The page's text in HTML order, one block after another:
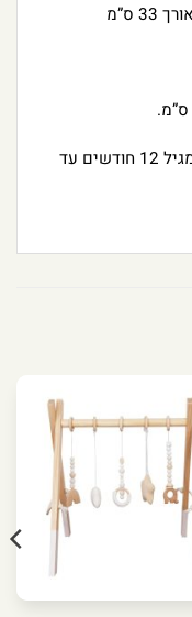
מתאים לשימוש במשקל עד 70 ק”ג, מגיל 12 חודשים עד